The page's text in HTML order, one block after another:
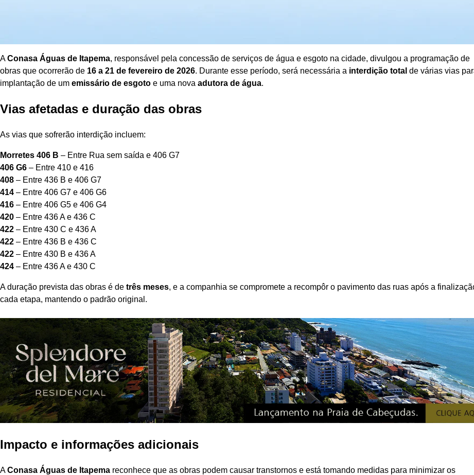
AConasa Águas de Itapema, responsável pela concessão de serviços de água e esgoto na cidade, divulgou a programação de
obras que ocorrerão de 16 a 21 de fevereiro de 2026. Durante esse período, será necessária a interdição total de várias vias
implantação de um emissário de esgoto e uma nova adutora de água.
Vias afetadas e duração das obras
As vias que sofrerão interdição incluem:
Morretes 406 B – Entre Rua sem saída e 406 G7
406 G6 – Entre 410 e 416
408 – Entre 436 B e 406 G7
414 – Entre 406 G7 e 406 G6
416 – Entre 406 G5 e 406 G4
420 – Entre 436 A e 436 C
422 – Entre 430 C e 436 A
422 – Entre 436 B e 436 C
422 – Entre 430 B e 436 A
424 – Entre 436 A e 430 C
A duração prevista das obras é de três meses, e a companhia se compromete a recompôr o pavimento das ruas após a
cada etapa, mantendo o padrão original.
Impacto e informações adicionais
AConasa Águas de Itapema reconhece que as obras podem causar transtornos e está tomando medidas para minimizar os